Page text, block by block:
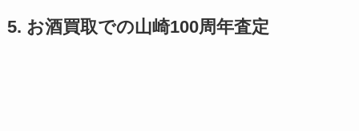
5. お酒買取での山崎100周年査定